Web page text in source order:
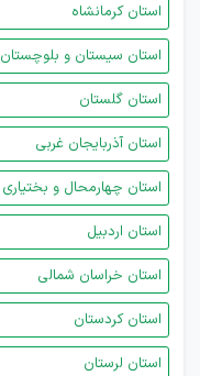
استان کرمانشاه
استان سیستان و بلوچستان
استان گلستان
استان آذربایجان غربی
استان چهارمحال و بختیاری
استان اردبیل
استان خراسان شمالی
استان کردستان
استان لرستان